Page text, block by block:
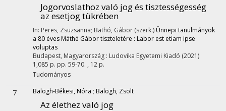
Jogorvoslathoz való jog és tisztességesség
az esetjog tükrében
In: Peres, Zsuzsanna; Bathó, Gábor (szerk.) Ünnepi tanulmányok
a 80 éves Máthé Gábor tiszteletére : Labor est etiam ipse
voluptas
Budapest, Magyarország : Ludovika Egyetemi Kiadó (2021)
1,085 p. pp. 59-70. , 12 p.
Tudományos
7 Balogh-Békesi, Nóra ; Balogh, Zsolt
Az élethez való jog